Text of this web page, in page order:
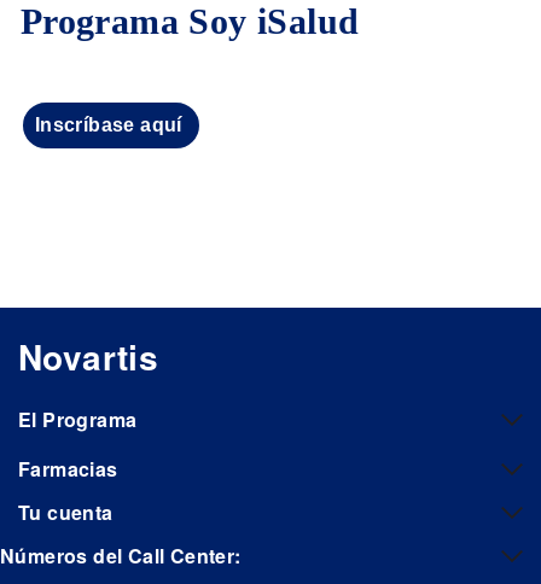
Programa Soy iSalud
Inscríbase aquí
Novartis
El Programa
Farmacias
Tu cuenta
Números del Call Center: